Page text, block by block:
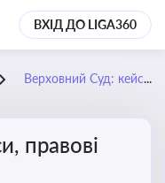
ВХІД ДО LIGA360
Верховний Суд: кейси, правові позиції
правові